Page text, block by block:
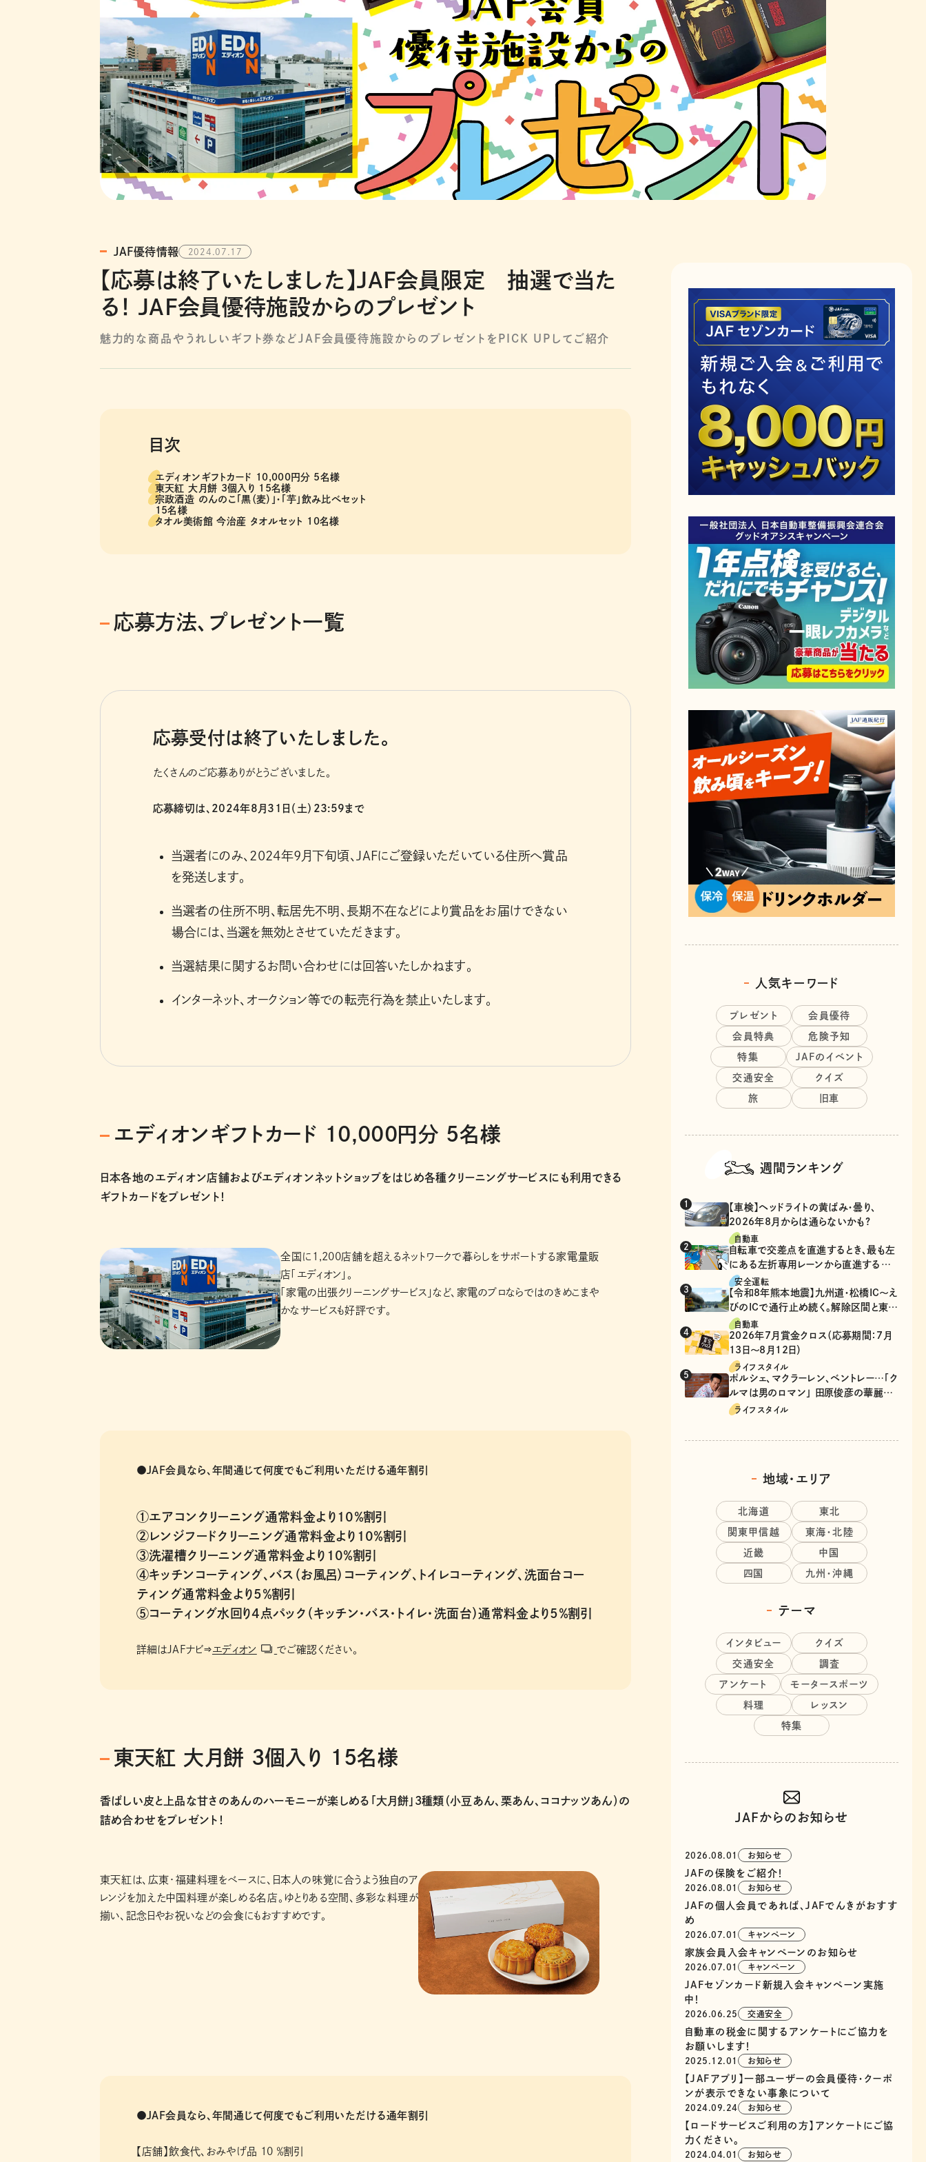
JAF優待情報 2024.07.17
【応募は終了いたしました】JAF会員限定 抽選で当た
る！ JAF会員優待施設からのプレゼント
魅力的な商品やうれしいギフト券などJAF会員優待施設からのプレゼントをPICK UPしてご紹介
目次
エディオンギフトカード 10,000円分 5名様
東天紅 大月餅 3個入り 15名様
宗政酒造 のんのこ「黒（麦）」・「芋」飲み比べセット
15名様
タオル美術館 今治産 タオルセット 10名様
応募方法、プレゼント一覧
応募受付は終了いたしました。
たくさんのご応募ありがとうございました。
応募締切は、2024年8月31日（土）23:59まで
当選者にのみ、2024年9月下旬頃、JAFにご登録いただいている住所へ賞品
を発送します。
当選者の住所不明、転居先不明、長期不在などにより賞品をお届けできない
場合には、当選を無効とさせていただきます。
当選結果に関するお問い合わせには回答いたしかねます。
インターネット、オークション等での転売行為を禁止いたします。
エディオンギフトカード 10,000円分 5名様
日本各地のエディオン店舗およびエディオンネットショップをはじめ各種クリーニングサービスにも利用できる
ギフトカードをプレゼント！
全国に1,200店舗を超えるネットワークで暮らしをサポートする家電量販
店「エディオン」。
「家電の出張クリーニングサービス」など、家電のプロならではのきめこまや
かなサービスも好評です。
●JAF会員なら、年間通じて何度でもご利用いただける通年割引
①エアコンクリーニング通常料金より10％割引
②レンジフードクリーニング通常料金より10％割引
③洗濯槽クリーニング通常料金より10％割引
④キッチンコーティング、バス（お風呂）コーティング、トイレコーティング、洗面台コー
ティング通常料金より5％割引
⑤コーティング水回り4点パック（キッチン・バス・トイレ・洗面台）通常料金より5％割引
詳細はJAFナビ⇒エディオン でご確認ください。
東天紅 大月餅 3個入り 15名様
香ばしい皮と上品な甘さのあんのハーモニーが楽しめる「大月餅」3種類（小豆あん、栗あん、ココナッツあん）の
詰め合わせをプレゼント！
東天紅は、広東・福建料理をベースに、日本人の味覚に合うよう独自のア
レンジを加えた中国料理が楽しめる名店。ゆとりある空間、多彩な料理が
揃い、記念日やお祝いなどの会食にもおすすめです。
●JAF会員なら、年間通じて何度でもご利用いただける通年割引
【店舗】飲食代、おみやげ品 10 ％割引
人気キーワード
プレゼント 会員優待
会員特典 危険予知
特集 JAFのイベント
交通安全 クイズ
旅 旧車
週間ランキング
【車検】ヘッドライトの黄ばみ・曇り、
2026年8月からは通らないかも?
自動車
自転車で交差点を直進するとき、最も左
にある左折専用レーンから直進するの
は、違反？
安全運転
【令和8年熊本地震】九州道・松橋IC～え
びのICで通行止め続く。解除区間と東九
州道の迂回ルート
自動車
2026年7月賞金クロス（応募期間：7月
13日～8月12日）
ライフスタイル
ポルシェ、マクラーレン、ベントレー…「ク
ルマは男のロマン」 田原俊彦の華麗な
る愛車遍歴
ライフスタイル
地域・エリア
北海道 東北
関東甲信越 東海・北陸
近畿 中国
四国 九州・沖縄
テーマ
インタビュー クイズ
交通安全 調査
アンケート モータースポーツ
料理 レッスン
特集
JAFからのお知らせ
2026.08.01 お知らせ
JAFの保険をご紹介！
2026.08.01 お知らせ
JAFの個人会員であれば、JAFでんきがおすす
め
2026.07.01 キャンペーン
家族会員入会キャンペーンのお知らせ
2026.07.01 キャンペーン
JAFセゾンカード新規入会キャンペーン実施
中！
2026.06.25 交通安全
自動車の税金に関するアンケートにご協力を
お願いします！
2025.12.01 お知らせ
【JAFアプリ】一部ユーザーの会員優待・クーポ
ンが表示できない事象について
2024.09.24 お知らせ
【ロードサービスご利用の方】アンケートにご協
力ください。
2024.04.01 お知らせ